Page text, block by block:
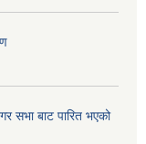
बाट पारित भएको